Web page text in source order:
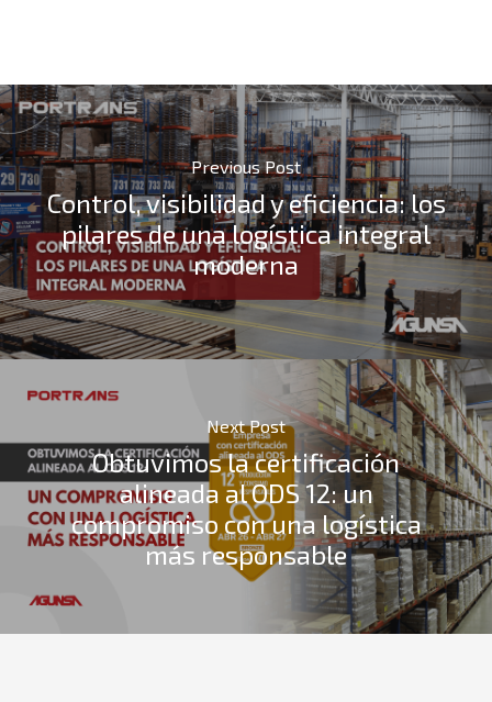
Previous Post
Control, visibilidad y eficiencia: los
pilares de una logística integral
moderna
Next Post
Obtuvimos la certificación
alineada al ODS 12: un
compromiso con una logística
más responsable